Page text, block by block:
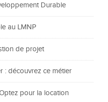
Durable
au LMNP
de projet
: découvrez ce métier
pour la location